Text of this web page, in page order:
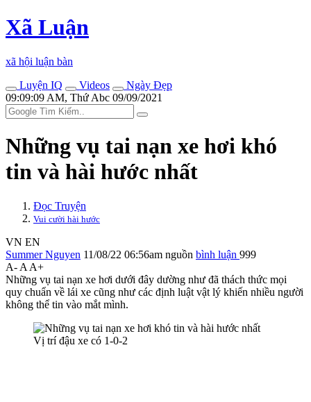
Xã Luận
xã hội luận bàn
Luyện IQ
Videos
Ngày Đẹp
09:09:09 AM, Thứ Abc 09/09/2021
Những vụ tai nạn xe hơi khó
tin và hài hước nhất
Đọc Truyện
Vui cười hài hước
VN EN
Summer Nguyen 11/08/22 06:56am nguồn bình luận 999
A- A A+
Những vụ tai nạn xe hơi dưới đây dường như đã thách thức mọi
quy chuẩn về lái xe cũng như các định luật vật lý khiến nhiều người
không thể tin vào mắt mình.
Vị trí đậu xe có 1-0-2